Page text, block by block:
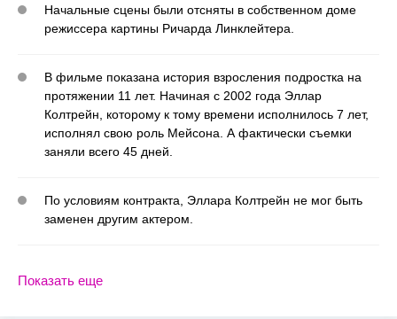
Начальные сцены были отсняты в собственном доме
режиссера картины Ричарда Линклейтера.
В фильме показана история взросления подростка на
протяжении 11 лет. Начиная с 2002 года Эллар
Колтрейн, которому к тому времени исполнилось 7 лет,
исполнял свою роль Мейсона. А фактически съемки
заняли всего 45 дней.
По условиям контракта, Эллара Колтрейн не мог быть
заменен другим актером.
Показать еще